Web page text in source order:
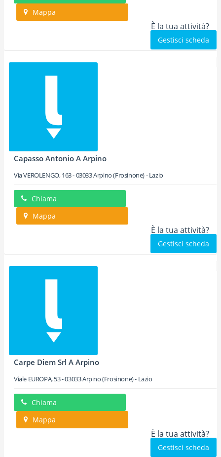
Mappa
È la tua attività?
Gestisci scheda
Capasso Antonio A Arpino
Via VEROLENGO, 163-03033Arpino(Frosinone) -Lazio
Chiama
Mappa
È la tua attività?
Gestisci scheda
Carpe Diem Srl A Arpino
Viale EUROPA, 53-03033Arpino(Frosinone) - Lazio
Chiama
Mappa
È la tua attività?
Gestisci scheda